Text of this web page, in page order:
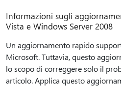
Informazioni sugli
Vista e Windows Server 2008
Un aggiornamento rapido
Microsoft. Tuttavia, questo
lo scopo di correggere solo il
articolo. Applica questo